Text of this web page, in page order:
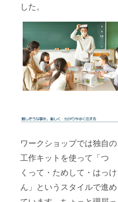
した。
ワークショップでは独自の
工作キットを使って「つ
くって・ためして・はっけ
ん」というスタイルで進め